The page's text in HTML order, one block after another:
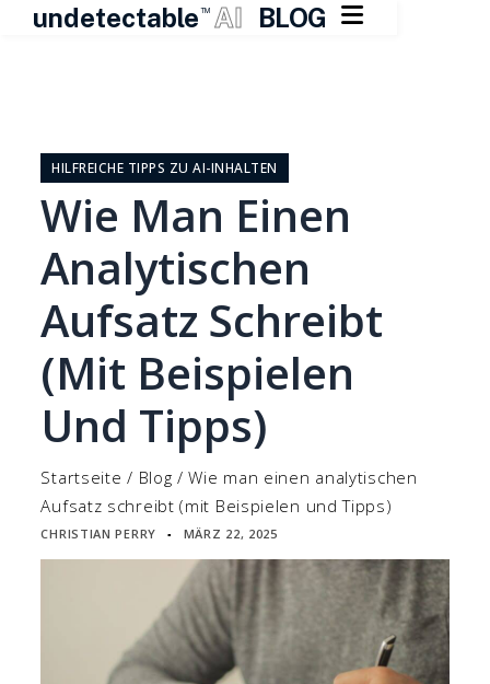
undetectable TM AI BLOG 
springenHILFREICHE TIPPS ZU AI-INHALTEN
Wie Man Einen
Analytischen
Aufsatz Schreibt
(mit Beispielen
Und Tipps)
Startseite / Blog /Wie man einen analytischen
Aufsatz schreibt (mit Beispielen und Tipps)
CHRISTIAN PERRY ▪ MÄRZ 22, 2025